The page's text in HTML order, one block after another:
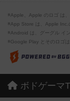
※Apple、Apple のロゴ は
※App Store は、Apple Inc.
※Android は、グーグル イ
※Google Play とそのロゴ
ボドゲーマ